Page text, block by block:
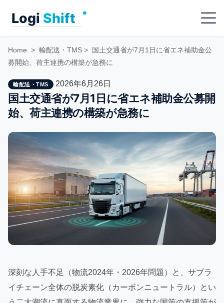
Menu
Home > 輸配送・TMS >
国土交通省が7月1日に省エネ補助金公
募開始、荷主連携の構築が急務に
輸配送・TMS 2026年6月26日
国土交通省が7月1日に省エネ補助金公募開
始、荷主連携の構築が急務に
深刻な人手不足（物流2024年・2026年問題）と、サプラ
イチェーン全体の脱炭素化（カーボンニュートラル）とい